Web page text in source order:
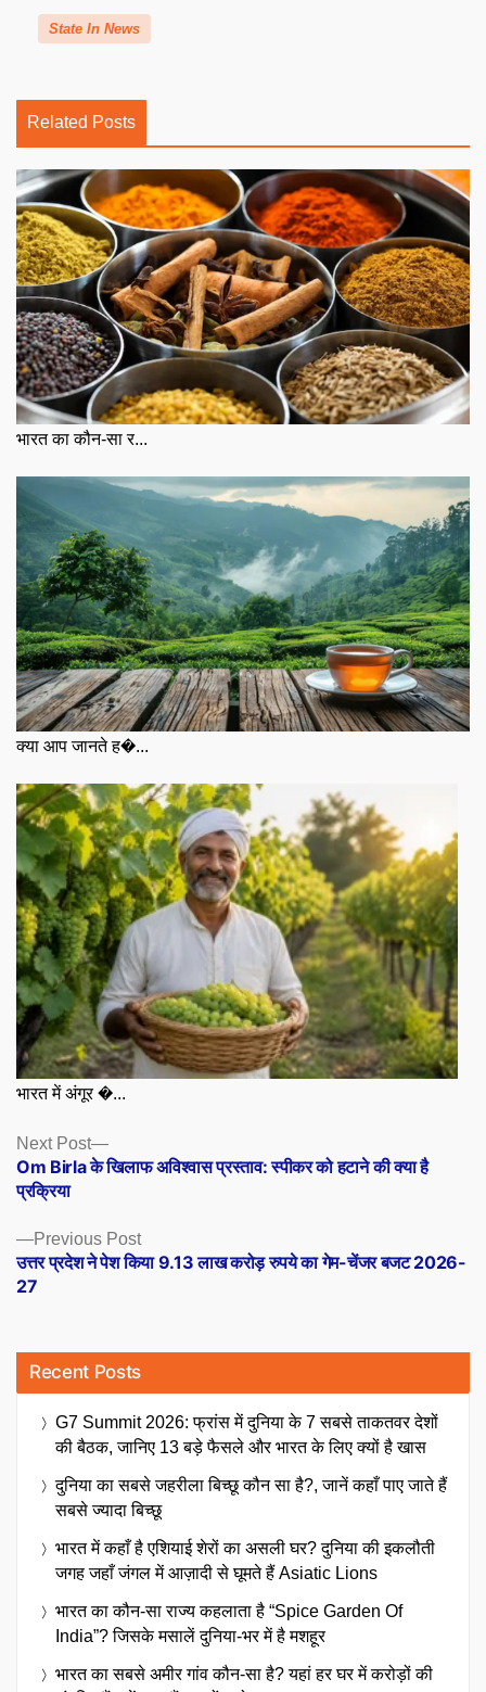
State In News
Related Posts
भारत का कौन-सा र...
क्या आप जानते ह�...
भारत में अंगूर �...
Posts
navigation
Previous PostPrevious
post:
उत्तर प्रदेश ने पेश किया 9.13 लाख करोड़ रुपये का गेम-चेंजर बजट 2026-
27
Next Post
Next
post:
Om Birla के खिलाफ अविश्वास प्रस्ताव: स्पीकर को हटाने की क्या है
प्रक्रिया
Recent Posts
G7 Summit 2026: फ्रांस में दुनिया के 7 सबसे ताकतवर देशों
की बैठक, जानिए 13 बड़े फैसले और भारत के लिए क्यों है खास
दुनिया का सबसे जहरीला बिच्छू कौन सा है?, जानें कहाँ पाए जाते हैं
सबसे ज्यादा बिच्छू
भारत में कहाँ है एशियाई शेरों का असली घर? दुनिया की इकलौती
जगह जहाँ जंगल में आज़ादी से घूमते हैं Asiatic Lions
भारत का कौन-सा राज्य कहलाता है “Spice Garden Of
India”? जिसके मसालें दुनिया-भर में है मशहूर
भारत का सबसे अमीर गांव कौन-सा है? यहां हर घर में करोड़ों की